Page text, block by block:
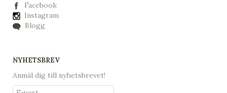
Facebook
Instagram
Blogg
NYHETSBREV
Anmäl dig till nyhetsbrevet!